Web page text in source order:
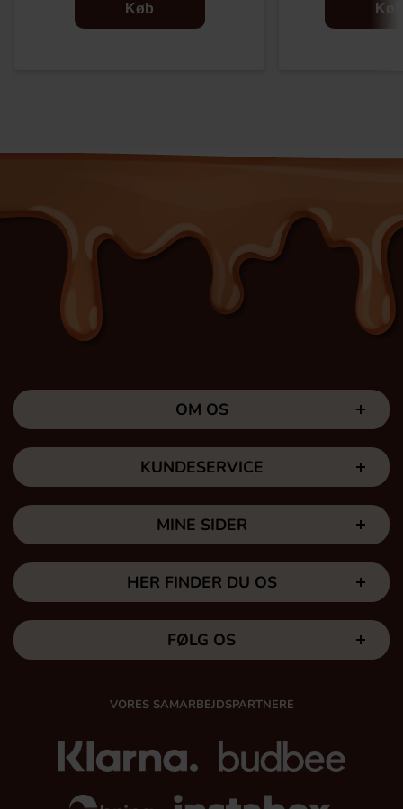
Køb Køb
OM OS
KUNDESERVICE
MINE SIDER
HER FINDER DU OS
FØLG OS
VORES SAMARBEJDSPARTNERE